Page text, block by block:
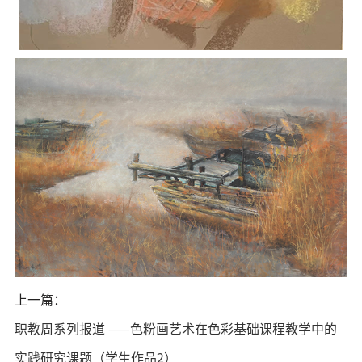
上一篇：
职教周系列报道 ——色粉画艺术在色彩基础课程教学中的
实践研究课题（学生作品2）